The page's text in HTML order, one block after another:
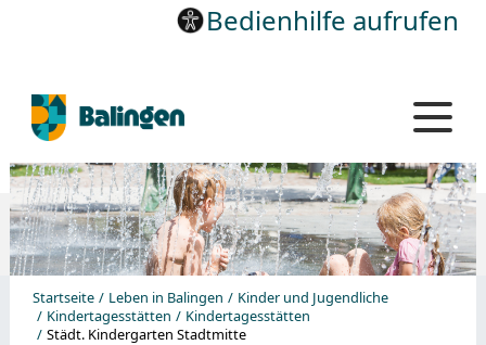
Bedienhilfe aufrufen
Startseite Leben in Balingen
Kinder und Jugendliche
Kindertagesstätten
Kindertagesstätten
Städt. Kindergarten Stadtmitte